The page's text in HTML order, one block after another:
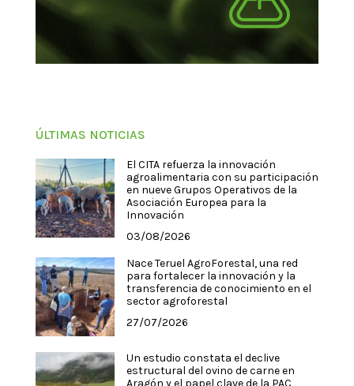
ÚLTIMAS NOTICIAS
El CITA refuerza la innovación
agroalimentaria con su participación
en nueve Grupos Operativos de la
Asociación Europea para la
Innovación
03/08/2026
Nace Teruel AgroForestal, una red
para fortalecer la innovación y la
transferencia de conocimiento en el
sector agroforestal
27/07/2026
Un estudio constata el declive
estructural del ovino de carne en